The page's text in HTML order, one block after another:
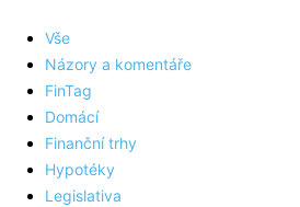
Vše
Názory a komentáře
FinTag
Domácí
Finanční trhy
Hypotéky
Legislativa